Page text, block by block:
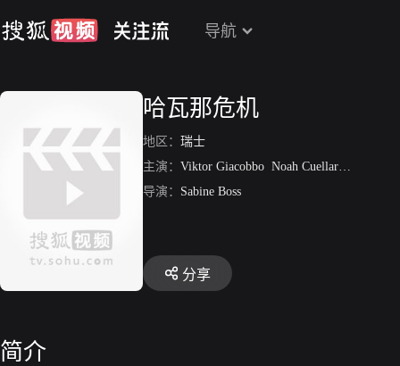
导航
哈瓦那危机
地区： 瑞士
主演： Viktor Giacobbo Noah Cuellar
Stephen
导演： Sabine Boss
分享
简介